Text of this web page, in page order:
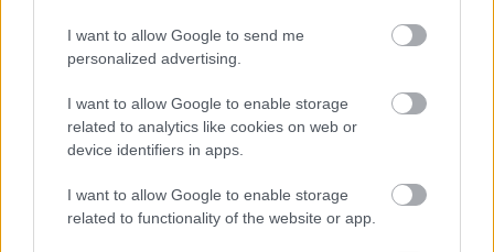
I want to allow Google to send me
personalized advertising.
I want to allow Google to enable storage
related to analytics like cookies on web or
device identifiers in apps.
I want to allow Google to enable storage
related to functionality of the website or app.